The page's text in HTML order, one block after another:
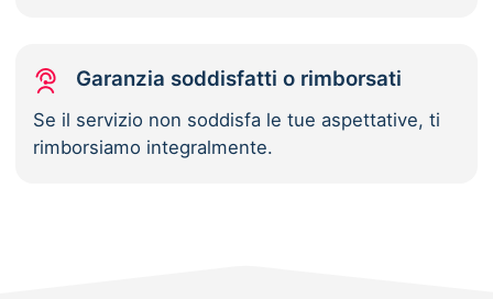
Garanzia soddisfatti o rimborsati
Se il servizio non soddisfa le tue aspettative, ti
rimborsiamo integralmente.